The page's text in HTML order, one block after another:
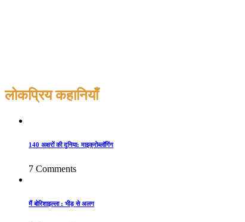
लोकप्रिय कहानियाँ
140 अक्षरों की दुनिया: माइक्रोब्लॉगिंग
7 Comments
मैं बोरिशाइल्ला : भीड़ से अलग